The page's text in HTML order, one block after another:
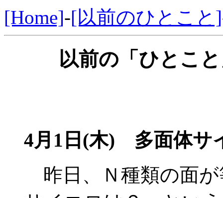
[Home]-[以前のひとこと]
以前の「ひとこ
4月1日(木) 多面体サ
昨日、Ｎ種類の面